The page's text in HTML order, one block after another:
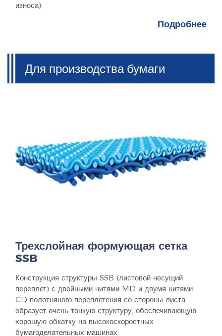
износа).
Подробнее
Для производства бумаги
Трехслойная формующая сетка
SSB
Конструкция структуры SSB (листовой несущий
переплет) с двойными нитями MD и двумя нитями
CD полотняного переплетения со стороны листа
образует очень тонкую структуру, обеспечивающую
хорошую обкатку на высокоскоростных
бумагоделательных машинах.